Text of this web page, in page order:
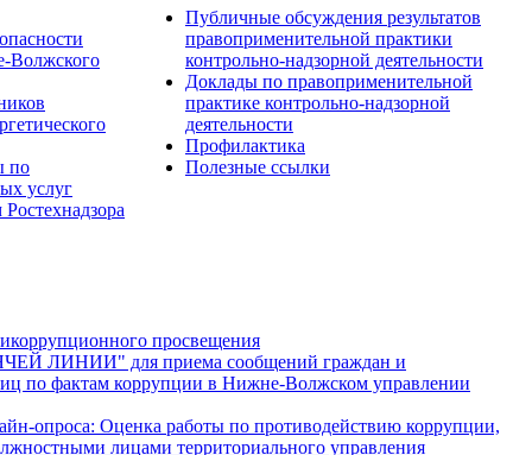
Волжского
по
услуг
Публичные обсуждения результатов
правоприменительной практики
контрольно-надзорной деятельности
Доклады по правоприменительной
практике контрольно-надзорной
деятельности
Профилактика
Полезные ссылки
просвещения
ЛИНИИ" для приема сообщений граждан и
по фактам коррупции в Нижне-Волжском управлении
опроса: Оценка работы по противодействию коррупции,
лицами территориального управления